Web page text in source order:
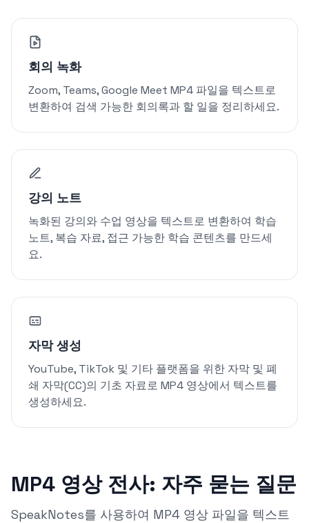
회의 녹화
Zoom, Teams, Google Meet MP4 파일을 텍스트로
변환하여 검색 가능한 회의록과 할 일을 정리하세요.
강의 노트
녹화된 강의와 수업 영상을 텍스트로 변환하여 학습
노트, 복습 자료, 접근 가능한 학습 콘텐츠를 만드세
요.
자막 생성
YouTube, TikTok 및 기타 플랫폼을 위한 자막 및 폐
쇄 자막(CC)의 기초 자료로 MP4 영상에서 텍스트를
생성하세요.
MP4 영상 전사: 자주 묻는 질문
SpeakNotes를 사용하여 MP4 영상 파일을 텍스트